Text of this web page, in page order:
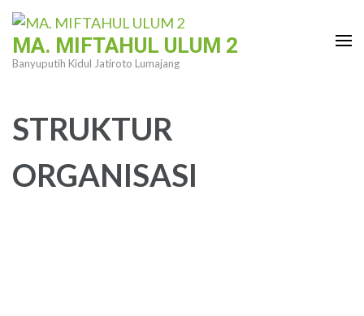
Lompat
konten
MA. MIFTAHUL ULUM 2
Banyuputih Kidul Jatiroto Lumajang
STRUKTUR
ORGANISASI